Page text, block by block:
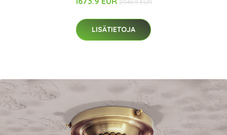
2046.9 EUR
LISÄTIETOJA